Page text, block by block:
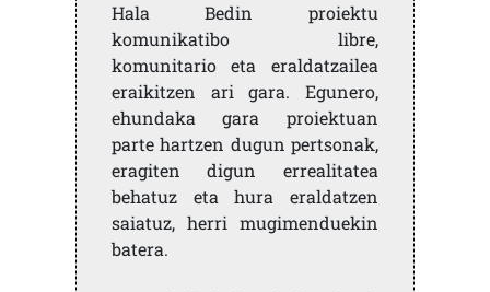
Hala Bedin proiektu
komunikatibo libre,
komunitario eta eraldatzailea
eraikitzen ari gara. Egunero,
ehundaka gara proiektuan
parte hartzen dugun pertsonak,
eragiten digun errealitatea
behatuz eta hura eraldatzen
saiatuz, herri mugimenduekin
batera.